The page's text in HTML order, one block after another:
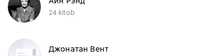
24 kitob
Джонатан Вент